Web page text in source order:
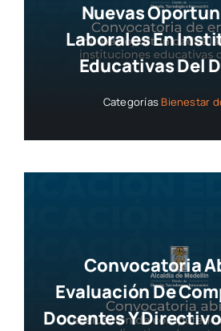
Nuevas
Laborales En
Educativas Del
Categorías Bienestar
Convocatoria
Evaluación De
Docentes Y